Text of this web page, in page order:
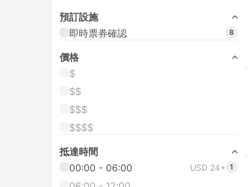
預訂設施
即時票券確認
8
價格
$
$$
$$$
$$$$
抵達時間
00:00 - 06:00
USD 24+ 1